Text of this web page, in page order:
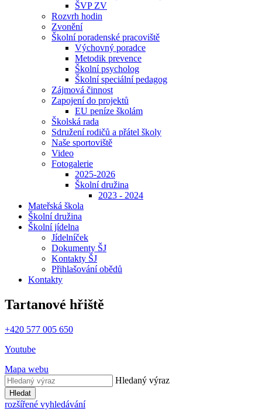
ŠVP ZV
Rozvrh hodin
Zvonění
Školní poradenské pracoviště
Výchovný poradce
Metodik prevence
Školní psycholog
Školní speciální pedagog
Zájmová činnost
Zapojení do projektů
EU peníze školám
Školská rada
Sdružení rodičů a přátel školy
Naše sportoviště
Video
Fotogalerie
2025-2026
Školní družina
2023 - 2024
Mateřská škola
Školní družina
Školní jídelna
Jídelníček
Dokumenty ŠJ
Kontakty ŠJ
Přihlašování obědů
Kontakty
Tartanové hřiště
+420 577 005 650
Youtube
Mapa webu
Hledaný výraz
Hledat
rozšířené vyhledávání